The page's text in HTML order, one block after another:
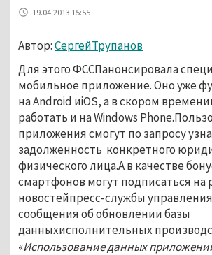
19.04.2013 15:55
Автор:СергейТрупанов
Для этого ФССПанонсировала
мобильное приложение. Оно уже
на Android иiOS, а в скором
работать и на Windows
приложения смогут по запросу
задолженность конкретного
физического лица.А в качестве
смартфонов могут подписаться на
новостейпресс-службы
сообщения об обновлении базы
данныхисполнительных
«Использование данных